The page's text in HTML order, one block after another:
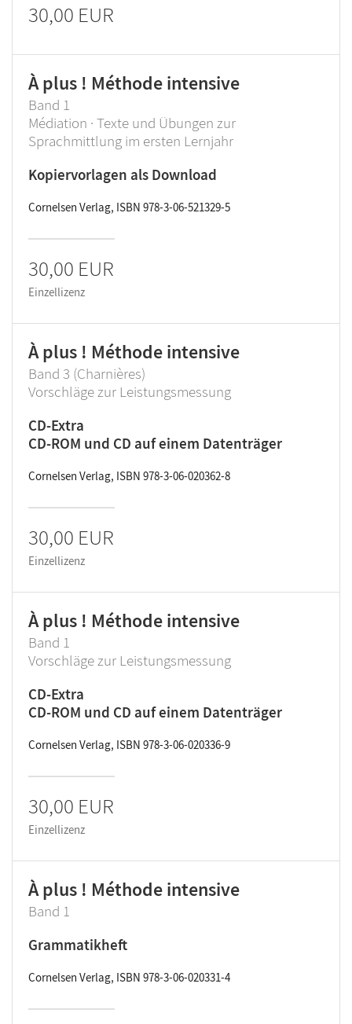
30,00 EUR
À plus ! Méthode intensive
Band 1
Médiation · Texte und Übungen zur
Sprachmittlung im ersten Lernjahr
Kopiervorlagen als Download
Cornelsen Verlag, ISBN 978-3-06-521329-5
30,00 EUR
Einzellizenz
À plus ! Méthode intensive
Band 3 (Charnières)
Vorschläge zur Leistungsmessung
CD-Extra
CD-ROM und CD auf einem Datenträger
Cornelsen Verlag, ISBN 978-3-06-020362-8
30,00 EUR
Einzellizenz
À plus ! Méthode intensive
Band 1
Vorschläge zur Leistungsmessung
CD-Extra
CD-ROM und CD auf einem Datenträger
Cornelsen Verlag, ISBN 978-3-06-020336-9
30,00 EUR
Einzellizenz
À plus ! Méthode intensive
Band 1
Grammatikheft
Cornelsen Verlag, ISBN 978-3-06-020331-4